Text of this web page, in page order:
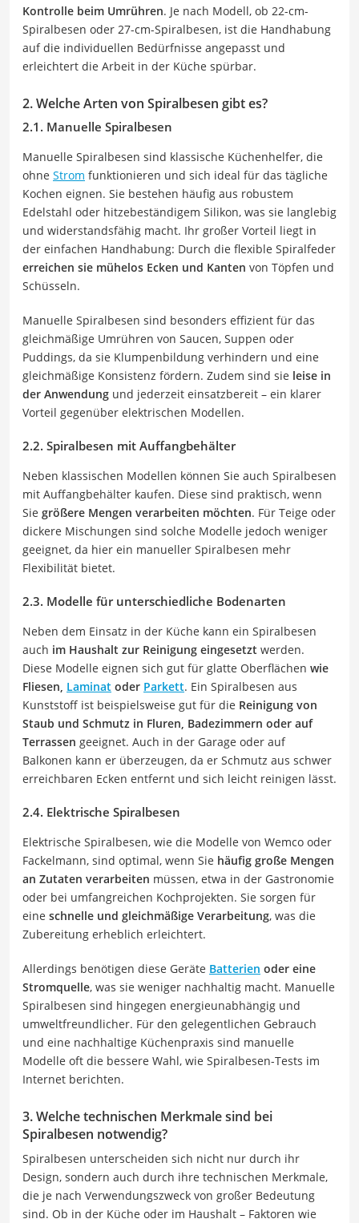
Kontrolle beim Umrühren. Je nach Modell, ob 22-cm-
Spiralbesen oder 27-cm-Spiralbesen, ist die Handhabung
auf die individuellen Bedürfnisse angepasst und
erleichtert die Arbeit in der Küche spürbar.
2. Welche Arten von Spiralbesen gibt es?
2.1. Manuelle Spiralbesen
Manuelle Spiralbesen sind klassische Küchenhelfer, die
ohne Strom funktionieren und sich ideal für das tägliche
Kochen eignen. Sie bestehen häufig aus robustem
Edelstahl oder hitzebeständigem Silikon, was sie langlebig
und widerstandsfähig macht. Ihr großer Vorteil liegt in
der einfachen Handhabung: Durch die flexible Spiralfeder
erreichen sie mühelos Ecken und Kanten von Töpfen und
Schüsseln.
Manuelle Spiralbesen sind besonders effizient für das
gleichmäßige Umrühren von Saucen, Suppen oder
Puddings, da sie Klumpenbildung verhindern und eine
gleichmäßige Konsistenz fördern. Zudem sind sie leise in
der Anwendung und jederzeit einsatzbereit – ein klarer
Vorteil gegenüber elektrischen Modellen.
2.2. Spiralbesen mit Auffangbehälter
Neben klassischen Modellen können Sie auch Spiralbesen
mit Auffangbehälter kaufen. Diese sind praktisch, wenn
Sie größere Mengen verarbeiten möchten. Für Teige oder
dickere Mischungen sind solche Modelle jedoch weniger
geeignet, da hier ein manueller Spiralbesen mehr
Flexibilität bietet.
2.3. Modelle für unterschiedliche Bodenarten
Neben dem Einsatz in der Küche kann ein Spiralbesen
auch im Haushalt zur Reinigung eingesetzt werden.
Diese Modelle eignen sich gut für glatte Oberflächen wie
Fliesen, Laminat oder Parkett. Ein Spiralbesen aus
Kunststoff ist beispielsweise gut für die Reinigung von
Staub und Schmutz in Fluren, Badezimmern oder auf
Terrassen geeignet. Auch in der Garage oder auf
Balkonen kann er überzeugen, da er Schmutz aus schwer
erreichbaren Ecken entfernt und sich leicht reinigen lässt.
2.4. Elektrische Spiralbesen
Elektrische Spiralbesen, wie die Modelle von Wemco oder
Fackelmann, sind optimal, wenn Sie häufig große Mengen
an Zutaten verarbeiten müssen, etwa in der Gastronomie
oder bei umfangreichen Kochprojekten. Sie sorgen für
eine schnelle und gleichmäßige Verarbeitung, was die
Zubereitung erheblich erleichtert.
Allerdings benötigen diese Geräte Batterien oder eine
Stromquelle, was sie weniger nachhaltig macht. Manuelle
Spiralbesen sind hingegen energieunabhängig und
umweltfreundlicher. Für den gelegentlichen Gebrauch
und eine nachhaltige Küchenpraxis sind manuelle
Modelle oft die bessere Wahl, wie Spiralbesen-Tests im
Internet berichten.
3. Welche technischen Merkmale sind bei
Spiralbesen notwendig?
Spiralbesen unterscheiden sich nicht nur durch ihr
Design, sondern auch durch ihre technischen Merkmale,
die je nach Verwendungszweck von großer Bedeutung
sind. Ob in der Küche oder im Haushalt – Faktoren wie